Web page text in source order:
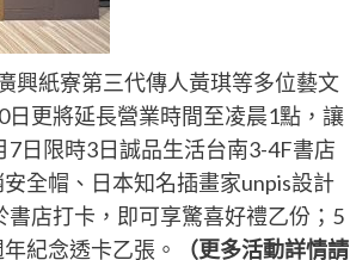
興紙寮第三代傳人黃琪等多位藝文
更將延長營業時間至凌晨1點，讓
日限時3日誠品生活台南3-4F書店
全帽、日本知名插畫家unpis設計
店打卡，即可享驚喜好禮乙份；5
紀念透卡乙張。
（更多活動詳情請